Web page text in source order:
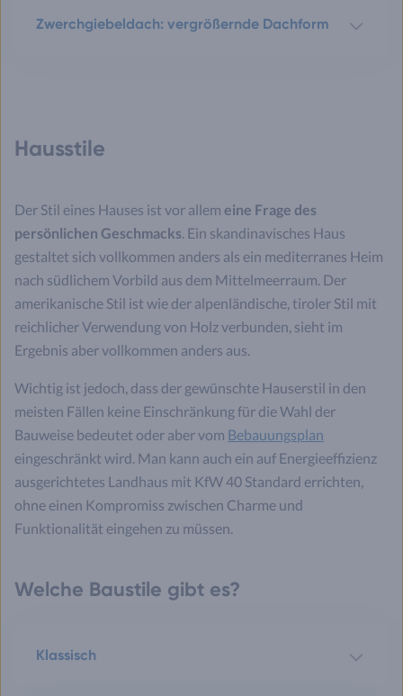
Zwerchgiebeldach: vergrößernde Dachform
Hausstile
Der Stil eines Hauses ist vor allem eine Frage des
persönlichen Geschmacks. Ein skandinavisches Haus
gestaltet sich vollkommen anders als ein mediterranes Heim
nach südlichem Vorbild aus dem Mittelmeerraum. Der
amerikanische Stil ist wie der alpenländische, tiroler Stil mit
reichlicher Verwendung von Holz verbunden, sieht im
Ergebnis aber vollkommen anders aus.
Wichtig ist jedoch, dass der gewünschte Hauserstil in den
meisten Fällen keine Einschränkung für die Wahl der
Bauweise bedeutet oder aber vom Bebauungsplan
eingeschränkt wird. Man kann auch ein auf Energieeffizienz
ausgerichtetes Landhaus mit KfW 40 Standard errichten,
ohne einen Kompromiss zwischen Charme und
Funktionalität eingehen zu müssen.
Welche Baustile gibt es?
Klassisch